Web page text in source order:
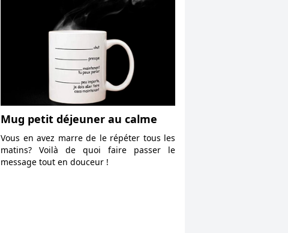
Mug petit déjeuner au calme
Vous en avez marre de le répéter tous les
matins? Voilà de quoi faire passer le
message tout en douceur !